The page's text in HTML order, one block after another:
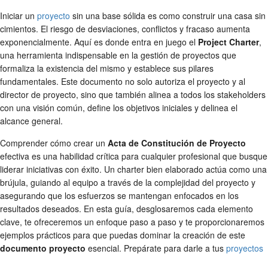
Iniciar un proyecto sin una base sólida es como construir una casa sin
cimientos. El riesgo de desviaciones, conflictos y fracaso aumenta
exponencialmente. Aquí es donde entra en juego el Project Charter,
una herramienta indispensable en la gestión de proyectos que
formaliza la existencia del mismo y establece sus pilares
fundamentales. Este documento no solo autoriza el proyecto y al
director de proyecto, sino que también alinea a todos los stakeholders
con una visión común, define los objetivos iniciales y delinea el
alcance general.
Comprender cómo crear un Acta de Constitución de Proyecto
efectiva es una habilidad crítica para cualquier profesional que busque
liderar iniciativas con éxito. Un charter bien elaborado actúa como una
brújula, guiando al equipo a través de la complejidad del proyecto y
asegurando que los esfuerzos se mantengan enfocados en los
resultados deseados. En esta guía, desglosaremos cada elemento
clave, te ofreceremos un enfoque paso a paso y te proporcionaremos
ejemplos prácticos para que puedas dominar la creación de este
documento proyecto esencial. Prepárate para darle a tus proyectos